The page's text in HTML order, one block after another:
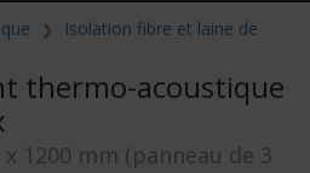
Isolation fibre et laine de
thermo-acoustique
1200 mm (panneau de 3